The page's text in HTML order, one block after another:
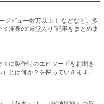
ジビュー数万以上！ などなど。多
渾身の“殿堂入り”記事をまとめま
に製作時のエピソードをお聞き
とは何か？を探っていきます。